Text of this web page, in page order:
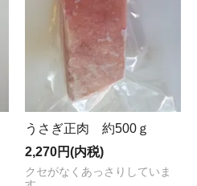
うさぎ正肉 約500ｇ
2,270円(内税)
クセがなくあっさりしていま